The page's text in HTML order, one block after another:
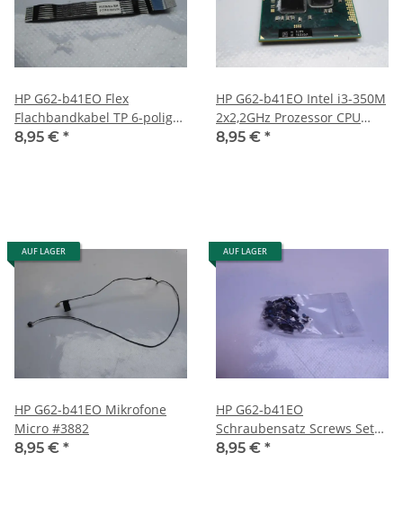
HP G62-b41EO Flex
Flachbandkabel TP 6-polig
8,95 € *
HP G62-b41EO Intel i3-350M
2x2,2GHz Prozessor CPU
SLBPK #3882
8,95 € *
AUF LAGER
HP G62-b41EO Mikrofone
Micro #3882
8,95 € *
AUF LAGER
HP G62-b41EO
Schraubensatz Screws Set
#3882
8,95 € *